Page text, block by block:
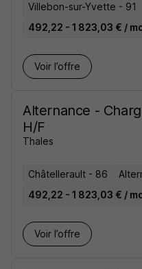
Villebon-sur-Yvette - 91
492,22 - 1 823,03 € /
Voir l’offre
Alternance -
H/F
Thales
Châtellerault - 86
492,22 - 1 823,03 € /
Voir l’offre